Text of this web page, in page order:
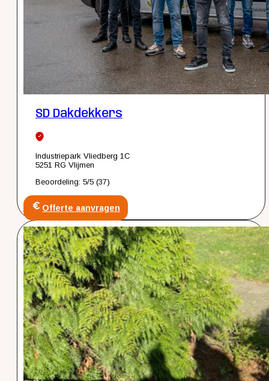
SD Dakdekkers
Industriepark Vliedberg 1C
5251 RG Vlijmen
Beoordeling: 5/5 (37)
Offerte aanvragen